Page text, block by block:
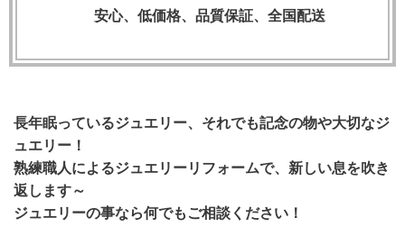
安心、低価格、品質保証、全国配送
長年眠っているジュエリー、それでも記念の物や大切なジ
ュエリー！
熟練職人によるジュエリーリフォームで、新しい息を吹き
返します～
ジュエリーの事なら何でもご相談ください！